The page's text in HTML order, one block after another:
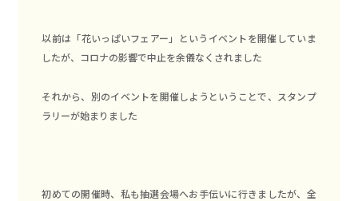
以前は「花いっぱいフェアー」というイベントを開催していま
したが、コロナの影響で中止を余儀なくされました
それから、別のイベントを開催しようということで、スタンプ
ラリーが始まりました
初めての開催時、私も抽選会場へお手伝いに行きましたが、全